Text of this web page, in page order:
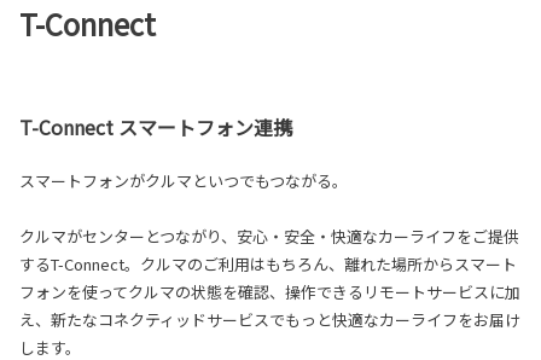
T-Connect
T-Connect スマートフォン連携
スマートフォンがクルマといつでもつながる。
クルマがセンターとつながり、安心・安全・快適なカーライフをご提供
するT-Connect。クルマのご利用はもちろん、離れた場所からスマート
フォンを使ってクルマの状態を確認、操作できるリモートサービスに加
え、新たなコネクティッドサービスでもっと快適なカーライフをお届け
します。